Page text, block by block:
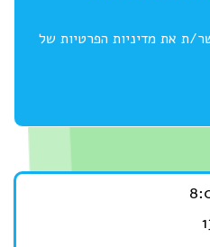
מדיניות הפרטיות של